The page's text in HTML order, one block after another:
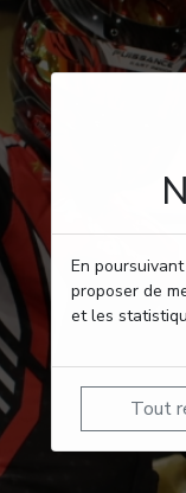
En
proposer de
et les
Tout